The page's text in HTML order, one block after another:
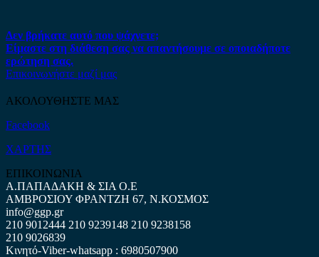
Δεν βρήκατε αυτό που ψάχνετε;
Είμαστε στη διάθεση σας να απαντήσουμε σε οποιαδήποτε
ερώτηση σας.
Επικοινωνήστε μαζί μας
ΑΚΟΛΟΥΘΗΣΤΕ ΜΑΣ
Facebook
ΧΑΡΤΗΣ
ΕΠΙΚΟΙΝΩΝΙΑ
Α.ΠΑΠΑΔΑΚΗ & ΣΙΑ Ο.Ε
ΑΜΒΡΟΣΙΟΥ ΦΡΑΝΤΖΗ 67, Ν.ΚΟΣΜΟΣ
info@ggp.gr
210 9012444 210 9239148 210 9238158
210 9026839
Κινητό-Viber-whatsapp : 6980507900